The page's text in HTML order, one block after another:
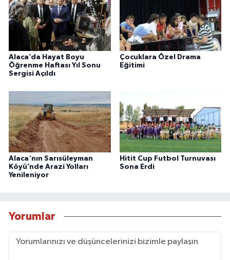
Alaca’da Hayat Boyu
Öğrenme Haftası Yıl Sonu
Sergisi Açıldı
Çocuklara Özel Drama
Eğitimi
Alaca'nın Sarısüleyman
Köyü’nde Arazi Yolları
Yenileniyor
Hitit Cup Futbol Turnuvası
Sona Erdi
Yorumlar